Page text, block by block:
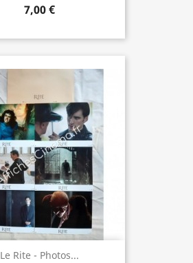
7,00 €
Le Rite - Photos...